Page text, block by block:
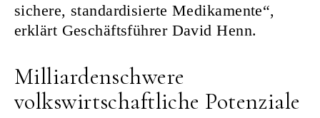
sichere, standardisierte Medikamente“,
erklärt Geschäftsführer David Henn.
Milliardenschwere
volkswirtschaftliche Potenziale